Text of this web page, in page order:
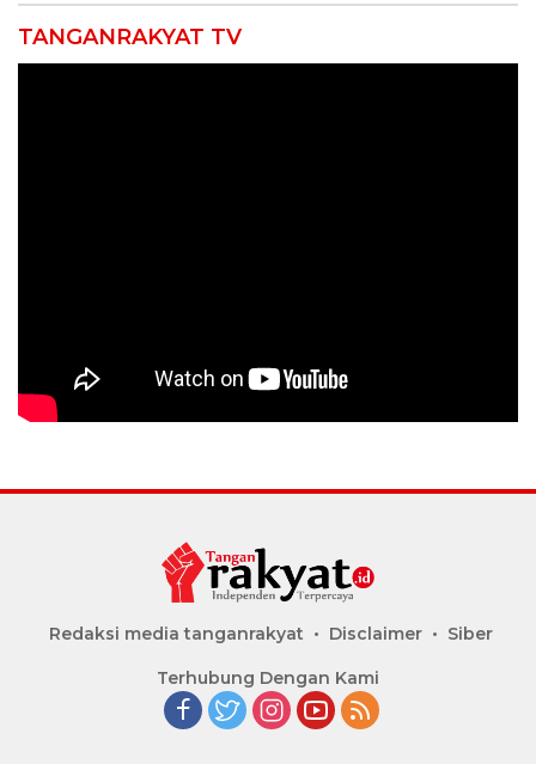
TANGANRAKYAT TV
Redaksi media tanganrakyat Disclaimer Siber
Terhubung Dengan Kami